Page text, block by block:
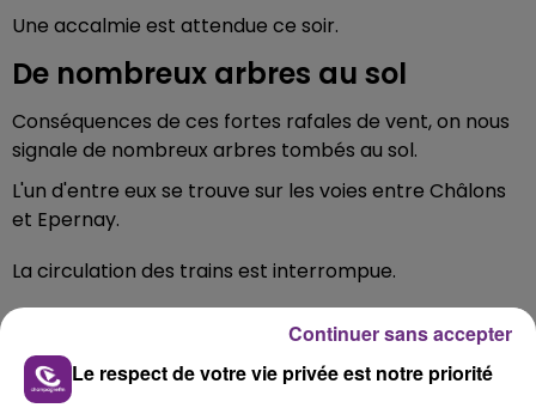
Une accalmie est attendue ce soir.
De nombreux arbres au sol
Conséquences de ces fortes rafales de vent, on nous
signale de nombreux arbres tombés au sol.
L'un d'entre eux se trouve sur les voies entre Châlons
et Epernay.
La circulation des trains est interrompue.
FIL D'ACTU
Le respect de votre vie privée est notre priorité
Continuer sans accepter